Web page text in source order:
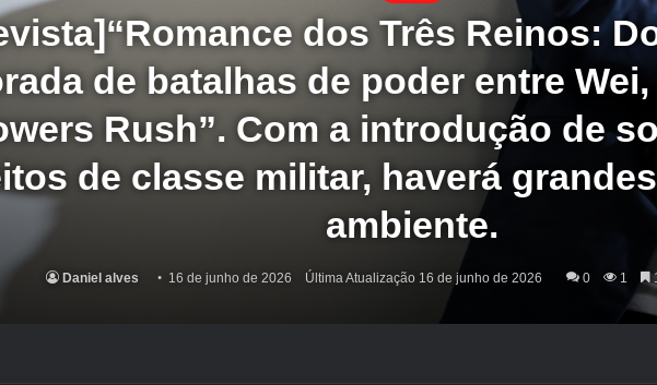
dos Três Reinos:
de batalhas de poder entre Wei,
Rush”. Com a introdução de
de classe militar, haverá
ambiente.
Daniel alves 16 de junho de 2026 Última Atualização 16 de junho de 2026 0 1